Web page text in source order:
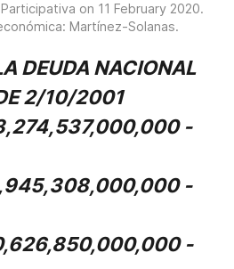
on 11 February 2020.
Martínez-Solanas.
DEUDA NACIONAL
2/10/2001
-
-
-